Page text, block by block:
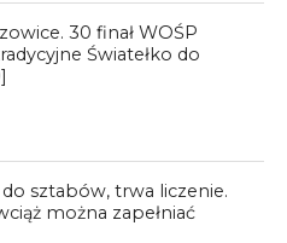
30 finał WOŚP
Światełko do
do sztabów, trwa liczenie.
można zapełniać